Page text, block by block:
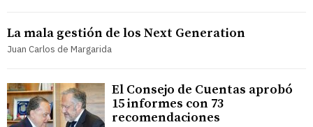
La mala gestión de los Next Generation
Juan Carlos de Margarida
El Consejo de Cuentas aprobó
15 informes con 73
recomendaciones